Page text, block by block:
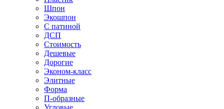
Шпон
Экошпон
С патиной
ДСП
Стоимость
Дешевые
Дорогие
Эконом-класс
Элитные
Форма
П-образные
Угловые